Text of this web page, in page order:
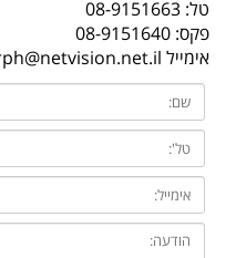
טל: 08-9151663
פקס: 08-9151640
אימייל